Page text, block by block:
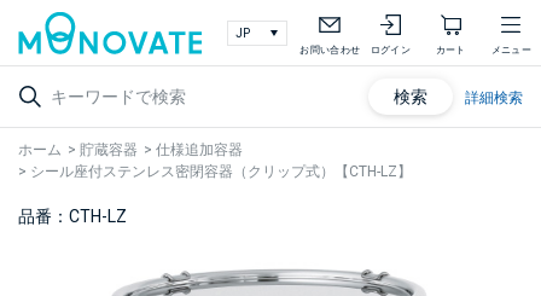
お問い合わせ ログイン カート メニュー
検索 詳細検索
ホーム > 貯蔵容器 > 仕様追加容器
> シール座付ステンレス密閉容器（クリップ式）【CTH-LZ】
品番：CTH-LZ